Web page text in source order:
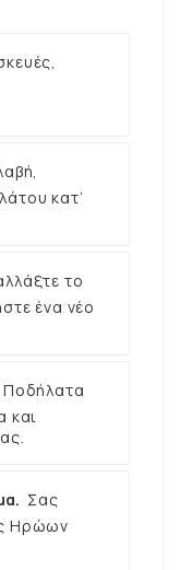
κατ’
το
ένα νέο
Ποδήλατα
και
Σας
Ηρώων